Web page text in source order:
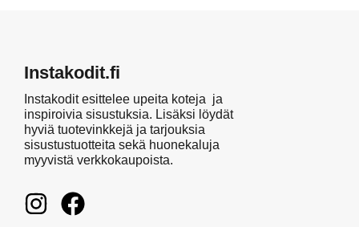
Instakodit.fi
Instakodit esittelee upeita koteja ja
inspiroivia sisustuksia. Lisäksi löydät
hyviä tuotevinkkejä ja tarjouksia
sisustustuotteita sekä huonekaluja
myyvistä verkkokaupoista.